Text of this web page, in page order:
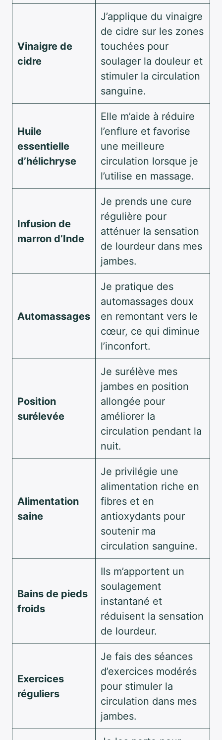
Vinaigre de
cidre
J’applique du vinaigre
de cidre sur les zones
touchées pour
soulager la douleur et
stimuler la circulation
sanguine.
Huile
essentielle
d’hélichryse
Elle m’aide à réduire
l’enflure et favorise
une meilleure
circulation lorsque je
l’utilise en massage.
Infusion de
marron d’Inde
Je prends une cure
régulière pour
atténuer la sensation
de lourdeur dans mes
jambes.
Automassages
Je pratique des
automassages doux
en remontant vers le
cœur, ce qui diminue
l’inconfort.
Position
surélevée
Je surélève mes
jambes en position
allongée pour
améliorer la
circulation pendant la
nuit.
Alimentation
saine
Je privilégie une
alimentation riche en
fibres et en
antioxydants pour
soutenir ma
circulation sanguine.
Bains de pieds
froids
Ils m’apportent un
soulagement
instantané et
réduisent la sensation
de lourdeur.
Exercices
réguliers
Je fais des séances
d’exercices modérés
pour stimuler la
circulation dans mes
jambes.